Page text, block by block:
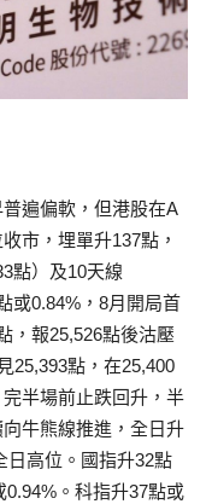
遍偏軟，但港股在A
市，埋單升137點，
點）及10天線
或0.84%，8月開局首
，報25,526點後沽壓
25,393點，在25,400
半場前止跌回升，半
牛熊線推進，全日升
日高位。國指升32點
0.94%。科指升37點或